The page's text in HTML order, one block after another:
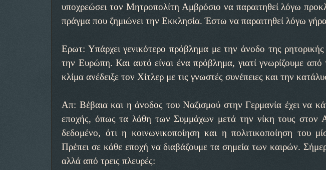
υποχρεώσει τον Μητροπολίτη Αμβρόσιο να παραιτηθεί λόγω
πράγμα που ζημιώνει την Εκκλησία. Έστω να παραιτηθεί λόγω
Ερωτ: Υπάρχει γενικότερο πρόβλημα με την άνοδο της
την Ευρώπη. Και αυτό είναι ένα πρόβλημα, γιατί γνωρίζουμε
κλίμα ανέδειξε τον Χίτλερ με τις γνωστές συνέπειες και την
Απ: Βέβαια και η άνοδος του Ναζισμού στην Γερμανία έχει να
εποχής, όπως τα λάθη των Συμμάχων μετά την νίκη τους
δεδομένο, ότι η κοινωνικοποίηση και η πολιτικοποίηση του
Πρέπει σε κάθε εποχή να διαβάζουμε τα σημεία των καιρών.
αλλά από τρεις πλευρές: